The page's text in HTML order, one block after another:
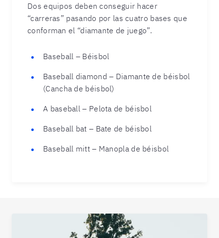
Dos equipos deben conseguir hacer
“carreras” pasando por las cuatro bases que
conforman el “diamante de juego”.
Baseball – Béisbol
Baseball diamond – Diamante de béisbol
(Cancha de béisbol)
A baseball – Pelota de béisbol
Baseball bat – Bate de béisbol
Baseball mitt – Manopla de béisbol